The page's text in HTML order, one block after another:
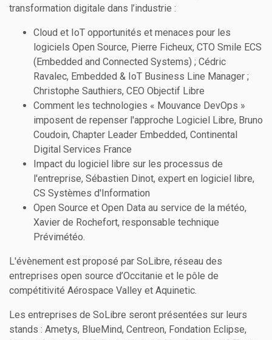
transformation digitale dans l’industrie :
Cloud et IoT opportunités et menaces pour les
logiciels Open Source, Pierre Ficheux, CTO Smile ECS
(Embedded and Connected Systems) ; Cédric
Ravalec, Embedded & IoT Business Line Manager ;
Christophe Sauthiers, CEO Objectif Libre
Comment les technologies « Mouvance DevOps »
imposent de repenser l'approche Logiciel Libre, Bruno
Coudoin, Chapter Leader Embedded, Continental
Digital Services France
Impact du logiciel libre sur les processus de
l'entreprise, Sébastien Dinot, expert en logiciel libre,
CS Systèmes d'Information
Open Source et Open Data au service de la météo,
Xavier de Rochefort, responsable technique
Prévimétéo.
L'évènement est proposé par SoLibre, réseau des
entreprises open source d’Occitanie et le pôle de
compétitivité Aérospace Valley et Aquinetic.
Les entreprises de SoLibre seront présentées sur leurs
stands : Ametys, BlueMind, Centreon, Fondation Eclipse,